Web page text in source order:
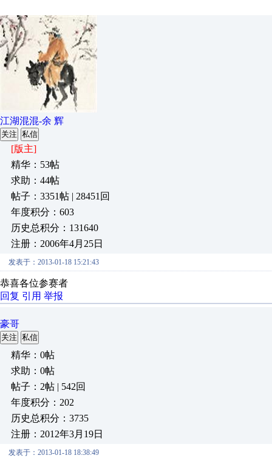
江湖混混-余 辉
关注 私信
[版主]
精华：53帖
求助：44帖
帖子：3351帖 | 28451回
年度积分：603
历史总积分：131640
注册：2006年4月25日
发表于：2013-01-18 15:21:43
恭喜各位参赛者
回复 引用 举报
豪哥
关注 私信
精华：0帖
求助：0帖
帖子：2帖 | 542回
年度积分：202
历史总积分：3735
注册：2012年3月19日
发表于：2013-01-18 18:38:49